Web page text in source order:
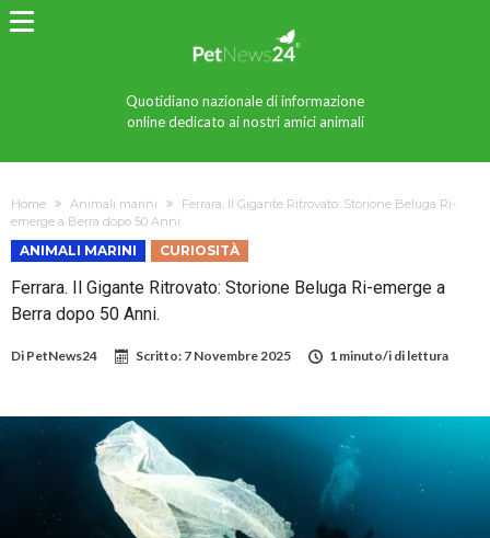
Quotidiano nazionale di informazione
online dedicato ai nostri amici animali
Home Animali marini
Ferrara. Il Gigante Ritrovato: Storione Beluga Ri-
emerge a Berra dopo 50 Anni.
ANIMALI MARINI CURIOSITÀ
Ferrara. Il Gigante Ritrovato: Storione Beluga Ri-emerge a
Berra dopo 50 Anni.
Di PetNews24 Scritto: 7 Novembre 2025 1 minuto/i di lettura